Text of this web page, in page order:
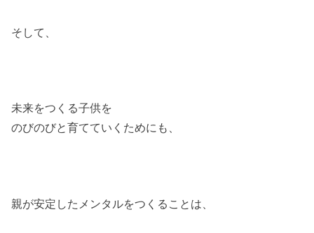
そして、
未来をつくる子供を
のびのびと育てていくためにも、
親が安定したメンタルをつくることは、